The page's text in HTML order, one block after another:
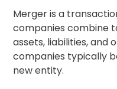
Merger is a
companies combine
assets, liabilities, and
companies typically
new entity.